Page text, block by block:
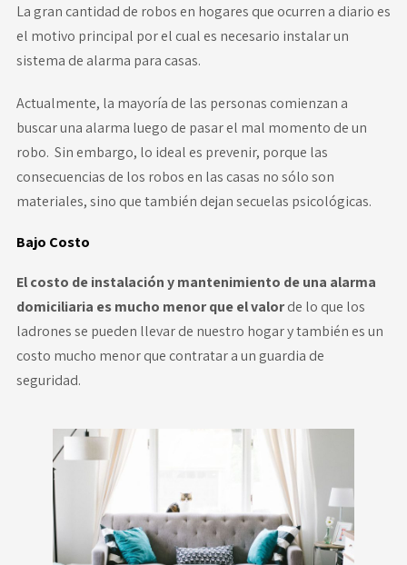
La gran cantidad de robos en hogares que ocurren a diario es
el motivo principal por el cual es necesario instalar un
sistema de alarma para casas.
Actualmente, la mayoría de las personas comienzan a
buscar una alarma luego de pasar el mal momento de un
robo. Sin embargo, lo ideal es prevenir, porque las
consecuencias de los robos en las casas no sólo son
materiales, sino que también dejan secuelas psicológicas.
Bajo Costo
El costo de instalación y mantenimiento de una alarma
domiciliaria es mucho menor que el valorde lo que los
ladrones se pueden llevar de nuestro hogar y también es un
costo mucho menor que contratar a un guardia de
seguridad.